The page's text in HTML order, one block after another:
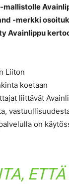
mallistolle
-merkki
Avainlippu
Liiton
koetaan
liittävät
on
ETTÄ